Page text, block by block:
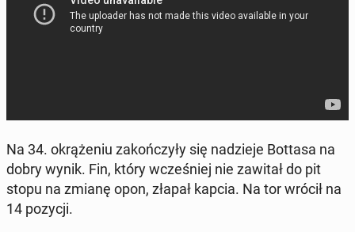
Na 34. okrą­że­niu za­koń­czy­ły się na­dzie­je Bottasa na
dobry wynik. Fin, który wcze­śniej nie zawitał do pit
stopu na zmianę opon, złapał kapcia. Na tor wrócił na
14 pozycji.